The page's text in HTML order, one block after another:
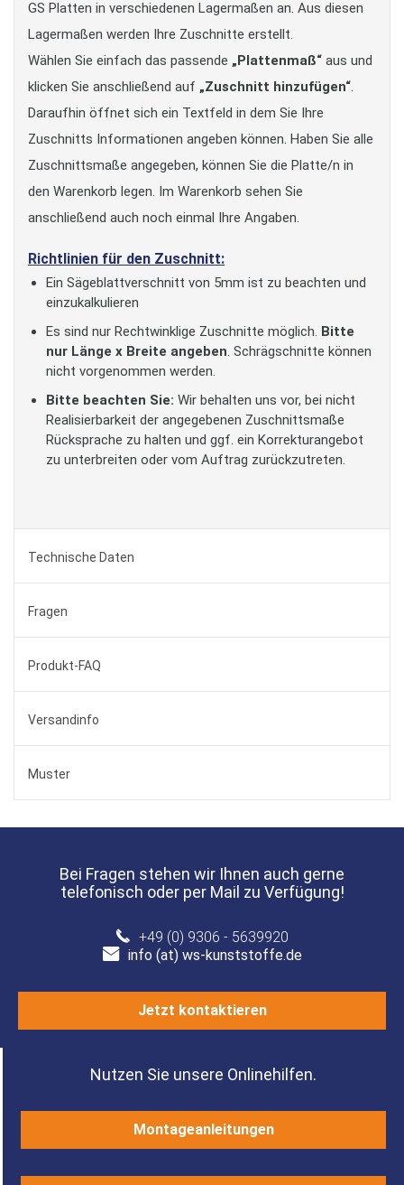
GS Platten in verschiedenen Lagermaßen an. Aus diesen
Lagermaßen werden Ihre Zuschnitte erstellt.
Wählen Sie einfach das passende „Plattenmaß“ aus und
klicken Sie anschließend auf „Zuschnitt hinzufügen“.
Daraufhin öffnet sich ein Textfeld in dem Sie Ihre
Zuschnitts Informationen angeben können. Haben Sie alle
Zuschnittsmaße angegeben, können Sie die Platte/n in
den Warenkorb legen. Im Warenkorb sehen Sie
anschließend auch noch einmal Ihre Angaben.
Richtlinien für den Zuschnitt:
Ein Sägeblattverschnitt von 5mm ist zu beachten und
einzukalkulieren
Es sind nur Rechtwinklige Zuschnitte möglich. Bitte
nur Länge x Breite angeben. Schrägschnitte können
nicht vorgenommen werden.
Bitte beachten Sie: Wir behalten uns vor, bei nicht
Realisierbarkeit der angegebenen Zuschnittsmaße
Rücksprache zu halten und ggf. ein Korrekturangebot
zu unterbreiten oder vom Auftrag zurückzutreten.
Technische Daten
Fragen
Produkt-FAQ
Versandinfo
Muster
Bei Fragen stehen wir Ihnen auch gerne
telefonisch oder per Mail zu Verfügung!
+49 (0) 9306 - 5639920
info (at) ws-kunststoffe.de
Jetzt kontaktieren
Nutzen Sie unsere Onlinehilfen.
Montageanleitungen